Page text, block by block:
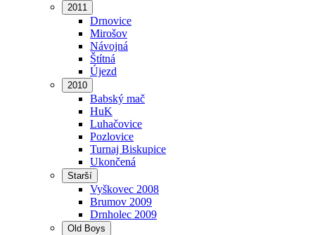
2011
Drnovice
Mirošov
Návojná
Štítná
Újezd
2010
Babský mač
HuK
Luhačovice
Pozlovice
Turnaj Biskupice
Ukončená
Starší
Vyškovec 2008
Brumov 2009
Drnholec 2009
Old Boys